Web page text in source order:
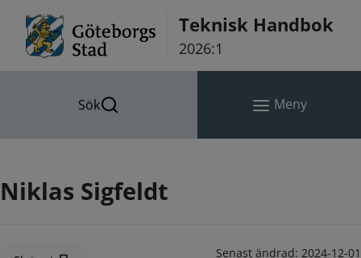
Teknisk Handbok
2026:1
Sök Meny
Niklas Sigfeldt
Senast ändrad: 2024-12-01